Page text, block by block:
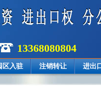
13368080804
区入驻 注销转让 进出